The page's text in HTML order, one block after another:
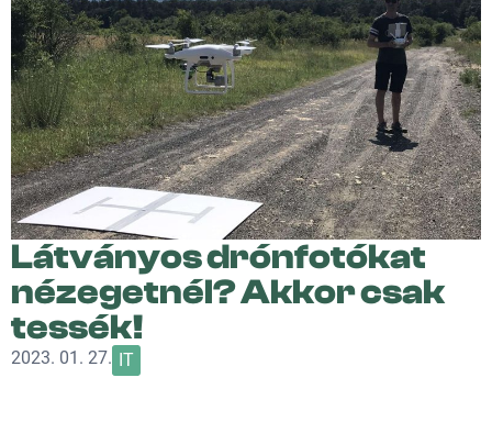
Látványos drónfotókat
nézegetnél? Akkor csak
tessék!
2023. 01. 27. IT